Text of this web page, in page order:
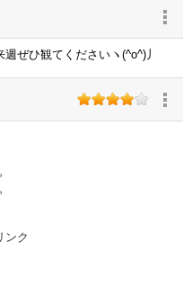
ぜひ観てくださいヽ(^o^)丿
ンク